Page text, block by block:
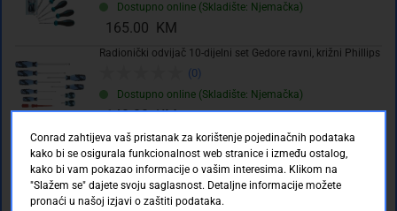
Dostupno online (Skladište: Njemačka)
165.00 KM
Radionički odvijač 10-dijelni set Gedore ravni, križni Phillips
(0)
Dostupno online (Skladište: Njemačka)
140.00 KM
TOOLCRAFT 6djelni set odvijača za radionicu
(0)
Rasprodano
53.90 KM
Ocjene kupaca
Conrad zahtijeva vaš pristanak za korištenje pojedinačnih podataka
kako bi se osigurala funkcionalnost web stranice i između ostalog,
kako bi vam pokazao informacije o vašim interesima. Klikom na
"Slažem se" dajete svoju saglasnost. Detaljne informacije možete
pronaći u našoj izjavi o zaštiti podataka.